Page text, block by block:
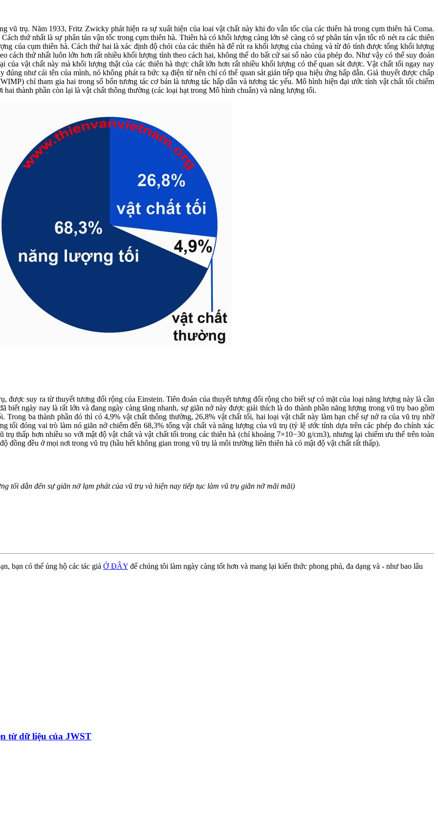
vũ trụ. Năm 1933, Fritz Zwicky phát hiện ra sự xuất hiện của loai vật chất này khi đo vẫn tốc của các thiên hà trong cụm thiên hà Coma.
thứ nhất là sự phân tán vận tốc trong cụm thiên hà. Thiên hà có khối lượng càng lớn sẽ càng có sự phân tán vận tốc rõ nét ra các thiên
của cụm thiên hà. Cách thứ hai là xác định độ chói của các thiên hà để rút ra khối lượng của chúng và từ đó tính được tổng khối lượng
cách thứ nhất luôn lớn hơn rất nhiều khối lượng tính theo cách hai, không thể do bất cứ sai số nào của phép đo. Như vậy có thể suy đoán
của vật chất này mà khối lượng thật của các thiên hà thực chất lớn hơn rất nhiều khối lượng có thể quan sát được. Vật chất tối ngay nay
như cái tên của mình, nó không phát ra bức xạ điện từ nên chỉ có thể quan sát gián tiếp qua hiệu ứng hấp dẫn. Giả thuyết được chấp
chỉ tham gia hai trong số bốn tương tác cơ bản là tương tác hấp dẫn và tương tác yếu. Mô hình hiện đại ước tính vật chất tối chiếm
thành phần còn lại là vật chất thông thường (các loại hạt trong Mô hình chuẩn) và năng lượng tối.
suy ra từ thuyết tương đối rộng của Einstein. Tiên đoán của thuyết tương đối rộng cho biết sự có mặt của loại năng lượng này là cần
biết ngày nay là rất lớn và đang ngày càng tăng nhanh, sự giãn nở này được giải thích là do thành phần năng lượng trong vũ trụ bao gồm
ba thành phần đó thì có 4,9% vật chất thông thường, 26,8% vật chất tối, hai loại vật chất này làm hạn chế sự nở ra của vũ trụ nhờ
tối đóng vai trò làm nó giãn nở chiếm đến 68,3% tổng vật chất và năng lượng của vũ trụ (tỷ lệ ước tính dựa trên các phép đo chính xác
thấp hơn nhiều so với mật độ vật chất và vật chất tối trong các thiên hà (chỉ khoảng 7×10−30 g/cm3), nhưng lại chiếm ưu thế trên toàn
đồng đều ở mọi nơi trong vũ trụ (hầu hết không gian trong vũ trụ là môi trường liên thiên hà có mật độ vật chất rất thấp).
tối dẫn đến sự giãn nở lạm phát của vũ trụ và hiện nay tiếp tục làm vũ trụ giãn nở mãi mãi)
bạn có thể ủng hộ các tác giả Ở ĐÂY để chúng tôi làm ngày càng tốt hơn và mang lại kiến thức phong phú, đa dạng và - như bao lâu
từ dữ liệu của JWST